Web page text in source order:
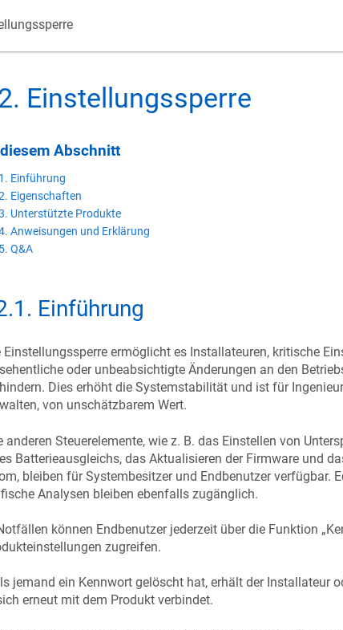
. Einstellungssperre
Abschnitt
Einführung
Eigenschaften
Unterstützte Produkte
Anweisungen und Erklärung
Q&A
. Einführung
Einstellungssperre ermöglicht es Installateuren, kritische
oder unbeabsichtigte Änderungen an den
Dies erhöht die Systemstabilität und ist für
von unschätzbarem Wert.
anderen Steuerelemente, wie z. B. das Einstellen von
Batterieausgleichs, das Aktualisieren der Firmware und
bleiben für Systembesitzer und Endbenutzer verfügbar.
Analysen bleiben ebenfalls zugänglich.
können Endbenutzer jederzeit über die Funktion
zugreifen.
jemand ein Kennwort gelöscht hat, erhält der Installateur
erneut mit dem Produkt verbindet.